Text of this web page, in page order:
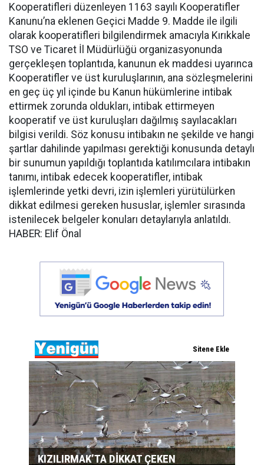
Kooperatifleri düzenleyen 1163 sayılı Kooperatifler
Kanunu’na eklenen Geçici Madde 9. Madde ile ilgili
olarak kooperatifleri bilgilendirmek amacıyla Kırıkkale
TSO ve Ticaret İl Müdürlüğü organizasyonunda
gerçekleşen toplantıda, kanunun ek maddesi uyarınca
Kooperatifler ve üst kuruluşlarının, ana sözleşmelerini
en geç üç yıl içinde bu Kanun hükümlerine intibak
ettirmek zorunda oldukları, intibak ettirmeyen
kooperatif ve üst kuruluşları dağılmış sayılacakları
bilgisi verildi. Söz konusu intibakın ne şekilde ve hangi
şartlar dahilinde yapılması gerektiği konusunda detaylı
bir sunumun yapıldığı toplantıda katılımcılara intibakın
tanımı, intibak edecek kooperatifler, intibak
işlemlerinde yetki devri, izin işlemleri yürütülürken
dikkat edilmesi gereken hususlar, işlemler sırasında
istenilecek belgeler konuları detaylarıyla anlatıldı.
HABER: Elif Önal